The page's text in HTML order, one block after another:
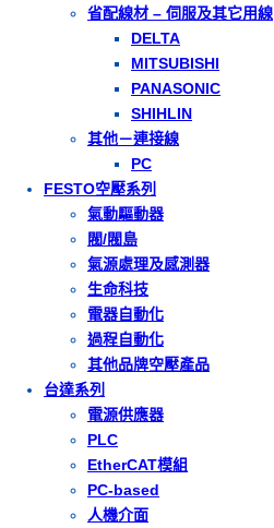
省配線材 – 伺服及其它用線
DELTA
MITSUBISHI
PANASONIC
SHIHLIN
其他－連接線
PC
FESTO空壓系列
氣動驅動器
閥/閥島
氣源處理及感測器
生命科技
電器自動化
過程自動化
其他品牌空壓產品
台達系列
電源供應器
PLC
EtherCAT模組
PC-based
人機介面